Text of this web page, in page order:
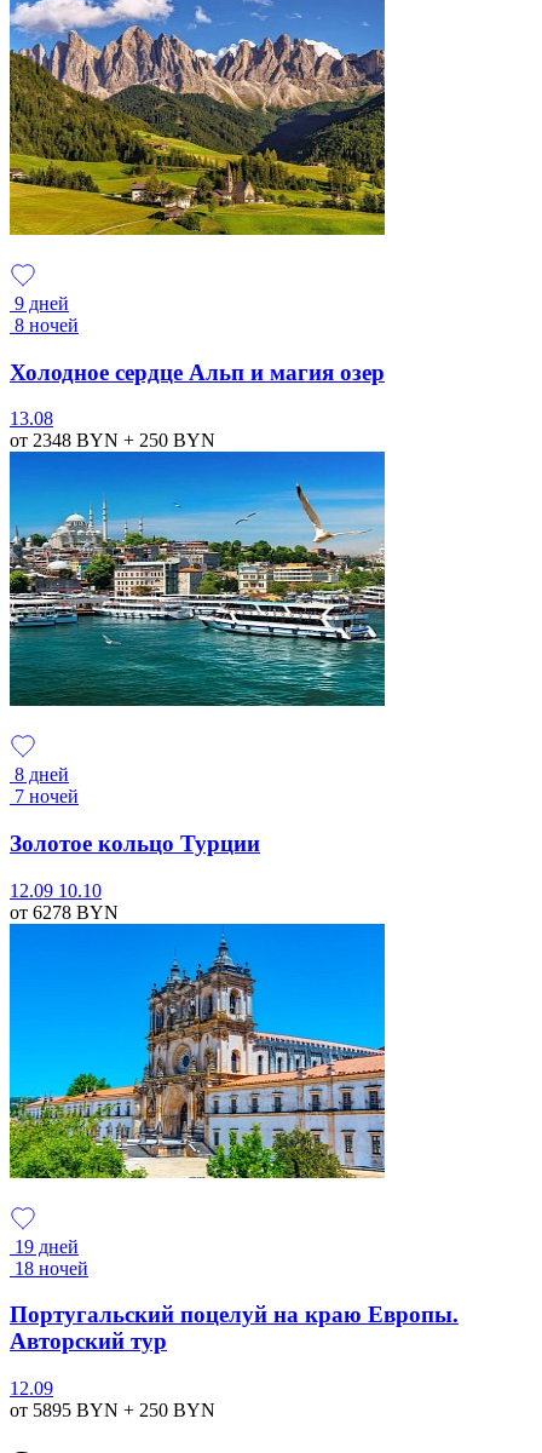
9 дней
8 ночей
Холодное сердце Альп и магия озер
13.08
от 2348 BYN + 250 BYN
8 дней
7 ночей
Золотое кольцо Турции
12.09 10.10
от 6278 BYN
19 дней
18 ночей
Португальский поцелуй на краю Европы.
Авторский тур
12.09
от 5895 BYN + 250 BYN